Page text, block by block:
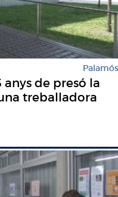
Palamós
anys de presó la
treballadora